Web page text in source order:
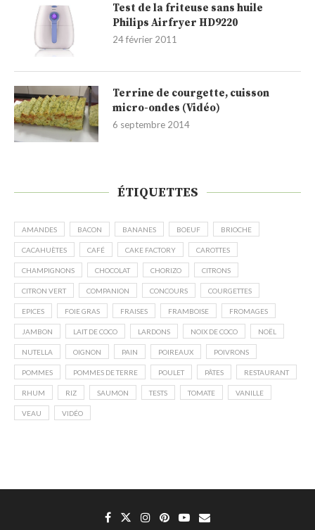
Test de la friteuse sans huile
Philips Airfryer HD9220
24 février 2011
Terrine de courgette, cuisson
micro-ondes (Vidéo)
6 septembre 2014
ÉTIQUETTES
AMANDES BACON BANANES BOEUF BRIOCHE
CACAHUÈTES CAFÉ CAKE FACTORY CAROTTES
CHAMPIGNONS CHOCOLAT CHORIZO CITRONS
CITRON VERT COMPANION CONCOURS COURGETTES
EPICES FOIE GRAS FRAISES FRAMBOISE FROMAGES
JAMBON LAIT DE COCO LARDONS NOIX DE COCO NOËL
NUTELLA OIGNON PAIN POIREAUX POIVRONS
POMMES POMMES DE TERRE POULET PÂTES RESTAURANT
RHUM RIZ SAUMON TESTS TOMATE VANILLE
VEAU VIDÉO